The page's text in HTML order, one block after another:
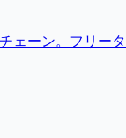
ェーン。フリータ